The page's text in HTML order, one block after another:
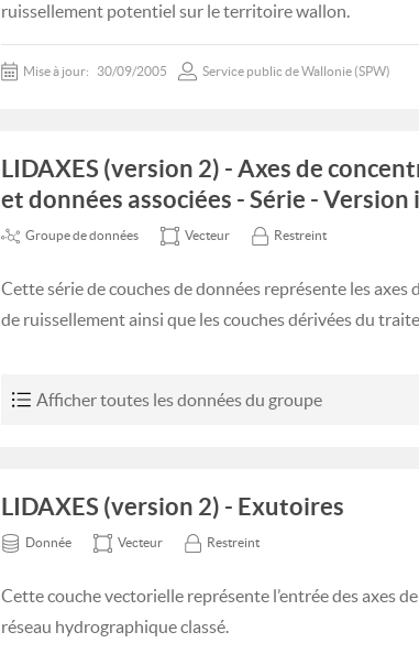
ruissellement potentiel sur le territoire wallon.
Mise à jour: 30/09/2005 Service public de Wallonie (SPW)
LIDAXES (version 2) - Axes de
et données associées - Série -
Groupe de données Vecteur Restreint
Cette série de couches de données représente les
de ruissellement ainsi que les couches dérivées du
Afficher toutes les données du groupe
LIDAXES (version 2) - Exutoires
Donnée Vecteur Restreint
Cette couche vectorielle représente l’entrée des axes
réseau hydrographique classé.